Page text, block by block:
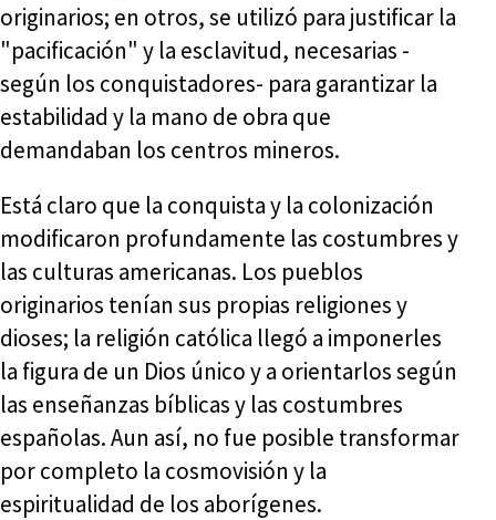
originarios; en otros, se utilizó para justificar la
"pacificación" y la esclavitud, necesarias -
según los conquistadores- para garantizar la
estabilidad y la mano de obra que
demandaban los centros mineros.
Está claro que la conquista y la colonización
modificaron profundamente las costumbres y
las culturas americanas. Los pueblos
originarios tenían sus propias religiones y
dioses; la religión católica llegó a imponerles
la figura de un Dios único y a orientarlos según
las enseñanzas bíblicas y las costumbres
españolas. Aun así, no fue posible transformar
por completo la cosmovisión y la
espiritualidad de los aborígenes.